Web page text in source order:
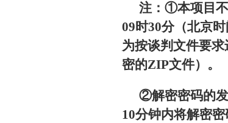
注：①本项目不
09时30分（北京
为按谈判文件要
密的ZIP文件）。
②解密密码的
10分钟内将解密密